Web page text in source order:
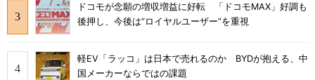
ドコモが念願の増収増益に好転 「ドコモMAX」好調も
後押し、今後は“ロイヤルユーザー”を重視
軽EV「ラッコ」は日本で売れるのか BYDが抱える、中
国メーカーならではの課題